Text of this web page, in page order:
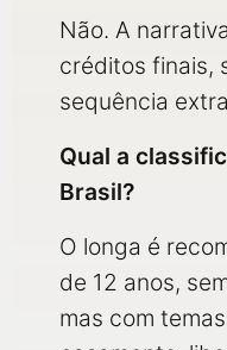
Não. A
créditos finais,
sequência
Qual a
Brasil?
O longa é
de 12 anos,
mas com